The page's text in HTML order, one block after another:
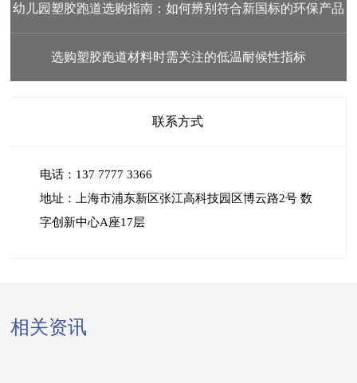
幼儿园塑胶跑道选购指南：如何辨别符合新国标的环保产品
选购塑胶跑道材料时需关注的低温耐候性指标
联系方式
电话：137 7777 3366
地址：上海市浦东新区张江高科技园区博云路2号 数
字创新中心A座17层
相关资讯